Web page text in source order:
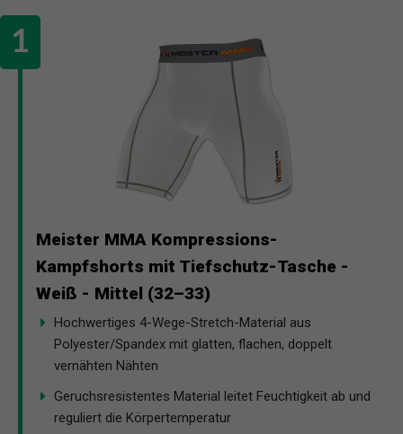
Meister MMA Kompressions-
Kampfshorts mit Tiefschutz-Tasche -
Weiß - Mittel (32–33)
Hochwertiges 4-Wege-Stretch-Material aus
Polyester/Spandex mit glatten, flachen, doppelt
vernähten Nähten
Geruchsresistentes Material leitet Feuchtigkeit ab und
reguliert die Körpertemperatur